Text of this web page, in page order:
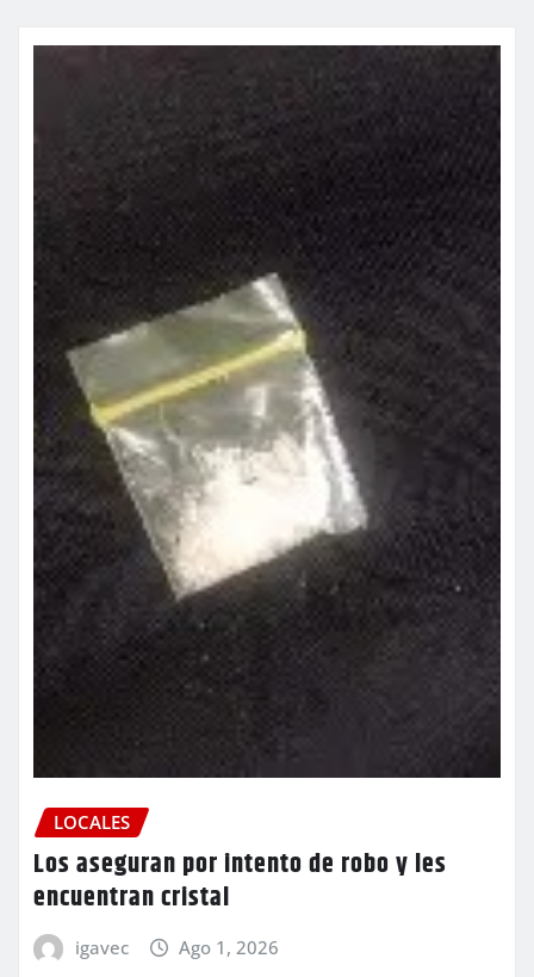
LOCALES
Los aseguran por intento de robo y les
encuentran cristal
igavec Ago 1, 2026